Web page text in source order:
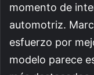
momento de
automotriz.
esfuerzo por
modelo parece